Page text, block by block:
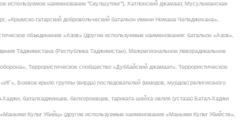
используемое наименование "Скулшутинг"), Хатлонский джамаат, Мусульманская
«Крымско-татарский добровольческий батальон имени Номана Челеджихана»,
объединение «Азов» (другие используемые наименования: батальон «Азов»,
Таджикистана (Республика Таджикистан), Межрегиональное леворадикальное
Террористическое сообщество «Дуббайский джамаат», Террористическое
Боевое крыло группы (вирда) последователей (мюидов, мурдов) религиозного
баталхаджинцев, белхороевцев, тариката шейха овлия (устаза) Батал-Хаджи
Культ Убийц» (другие используемые наименования «Маньяки Культ Убийств»,